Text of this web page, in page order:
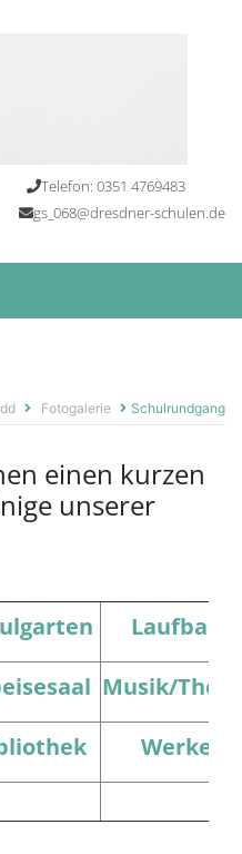
Telefon: 0351 4769483
gs_068@dresdner-schulen.de
Fotogalerie Schulrundgang
einen kurzen
unserer
Laufbahn
Musik/
Werken